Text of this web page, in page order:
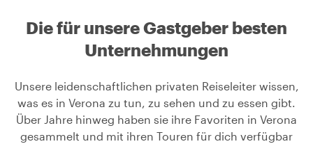
Die für unsere Gastgeber besten
Unternehmungen
Unsere leidenschaftlichen privaten Reiseleiter wissen,
was es in Verona zu tun, zu sehen und zu essen gibt.
Über Jahre hinweg haben sie ihre Favoriten in Verona
gesammelt und mit ihren Touren für dich verfügbar